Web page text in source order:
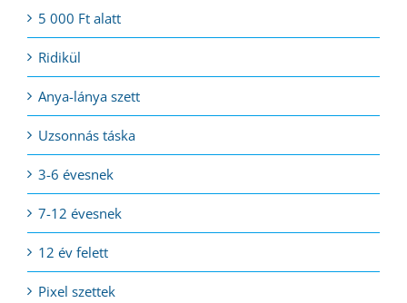
5 000 Ft alatt
Ridikül
Anya-lánya szett
Uzsonnás táska
3-6 évesnek
7-12 évesnek
12 év felett
Pixel szettek